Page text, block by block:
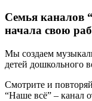
Семья каналов
начала свою
Мы создаем
детей дошкольного
Смотрите и
“Наше всё” – канал